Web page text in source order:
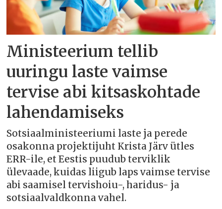
Ministeerium tellib
uuringu laste vaimse
tervise abi kitsaskohtade
lahendamiseks
Sotsiaalministeeriumi laste ja perede
osakonna projektijuht Krista Järv ütles
ERR-ile, et Eestis puudub terviklik
ülevaade, kuidas liigub laps vaimse tervise
abi saamisel tervishoiu-, haridus- ja
sotsiaalvaldkonna vahel.